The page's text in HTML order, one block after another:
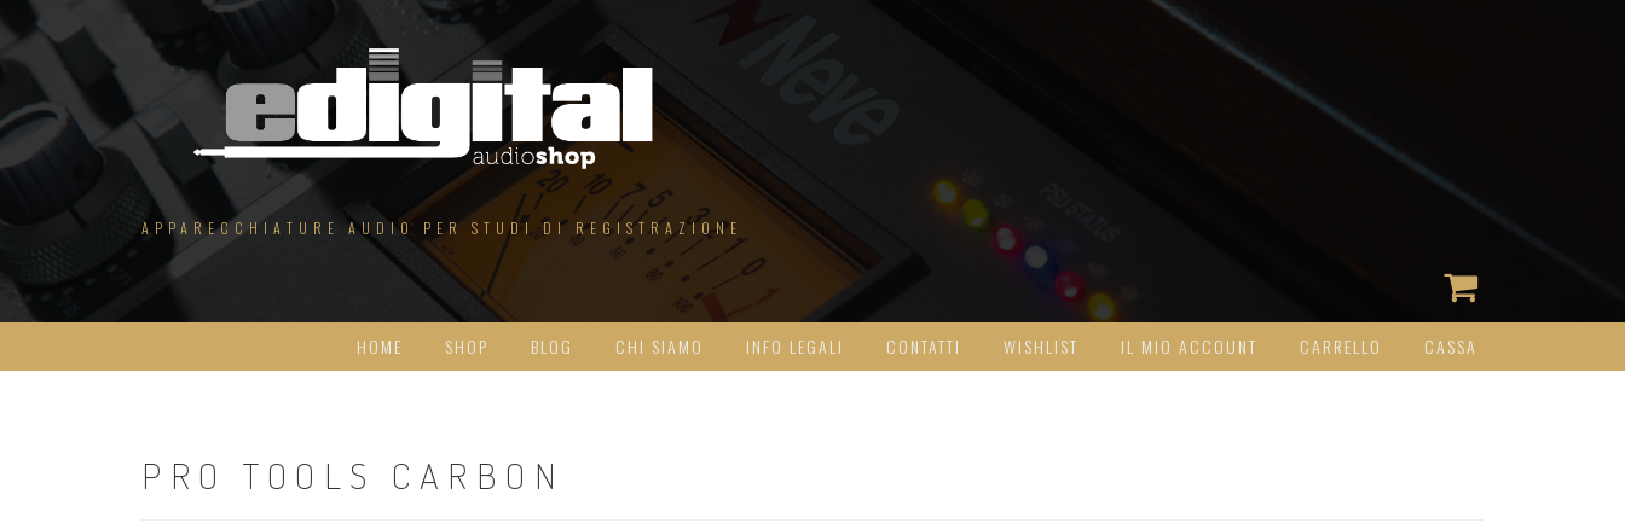
Salta
al
contenuto
APPARECCHIATURE AUDIO PER STUDI DI REGISTRAZIONE
HOME SHOP BLOG CHI SIAMO INFO LEGALI CONTATTI WISHLIST IL MIO ACCOUNT CARRELLO CASSA
PRO TOOLS CARBON